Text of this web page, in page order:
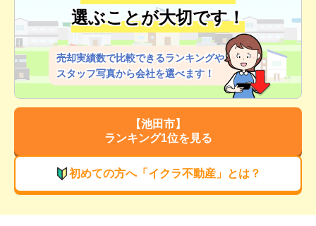
選ぶことが大切です！
売却実績数で比較できるランキングや
スタッフ写真から会社を選べます！
【池田市】
ランキング1位を見る
初めての方へ「イクラ不動産」とは？